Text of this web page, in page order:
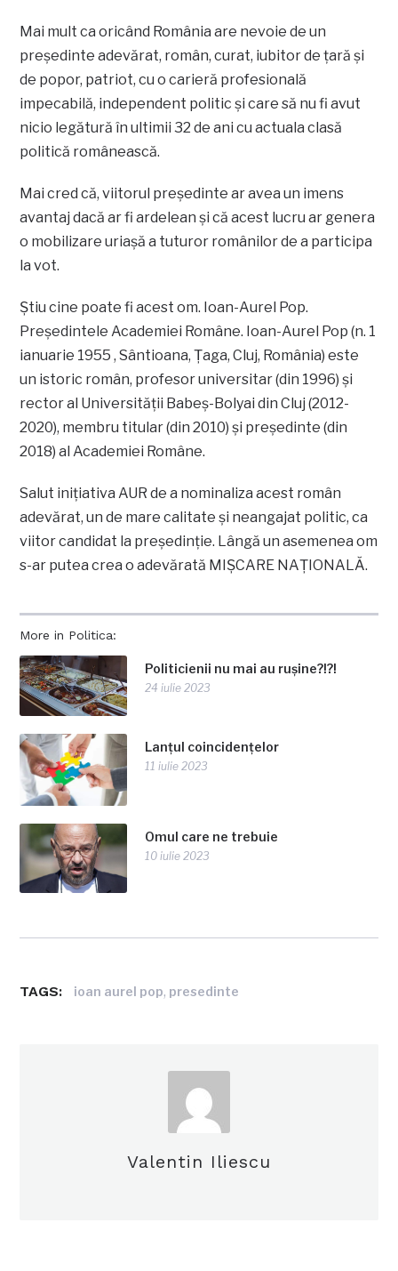
More in Politica:
Politicienii nu mai au rușine?!?!
24 iulie 2023
Lanțul coincidențelor
11 iulie 2023
Omul care ne trebuie
10 iulie 2023
Mai mult ca oricând România are nevoie de un
președinte adevărat, român, curat, iubitor de țară și
de popor, patriot, cu o carieră profesională
impecabilă, independent politic și care să nu fi avut
nicio legătură în ultimii 32 de ani cu actuala clasă
politică românească.
Mai cred că, viitorul președinte ar avea un imens
avantaj dacă ar fi ardelean și că acest lucru ar genera
o mobilizare uriașă a tuturor românilor de a participa
la vot.
Știu cine poate fi acest om. Ioan-Aurel Pop.
Președintele Academiei Române. Ioan-Aurel Pop (n. 1
ianuarie 1955 , Sântioana, Țaga, Cluj, România) este
un istoric român, profesor universitar (din 1996) și
rector al Universității Babeș-Bolyai din Cluj (2012-
2020), membru titular (din 2010) și președinte (din
2018) al Academiei Române.
Salut inițiativa AUR de a nominaliza acest român
adevărat, un de mare calitate și neangajat politic, ca
viitor candidat la președinție. Lângă un asemenea om
s-ar putea crea o adevărată MIȘCARE NAȚIONALĂ.
TAGS: ioan aurel pop, presedinte
Valentin Iliescu